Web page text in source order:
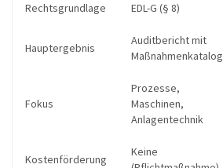
Rechtsgrundlage EDL-G (§ 8)
Hauptergebnis
Auditbericht mit
Maßnahmenkatalog
Fokus
Prozesse,
Maschinen,
Anlagentechnik
Kostenförderung
Keine